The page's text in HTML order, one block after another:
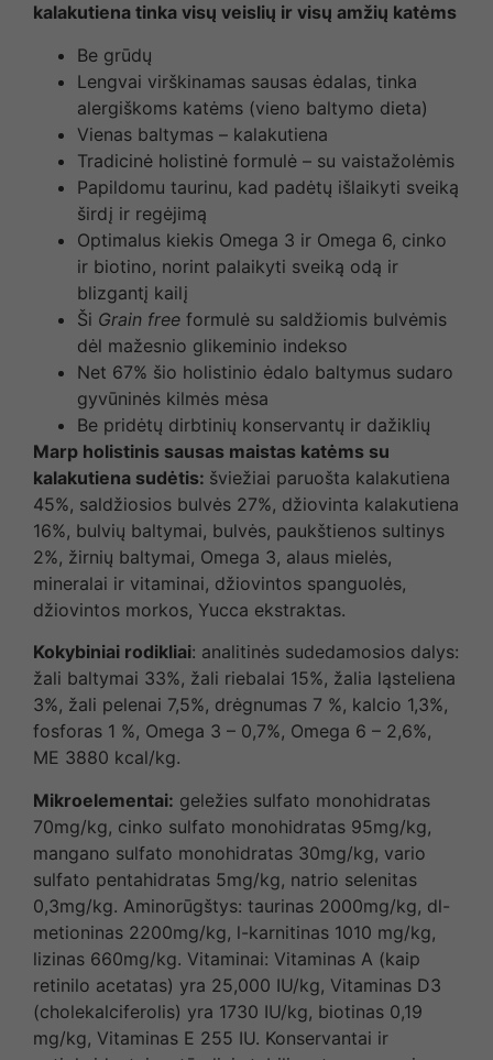
kalakutiena tinka visų veislių ir visų amžių katėms
Be grūdų
Lengvai virškinamas sausas ėdalas, tinka
alergiškoms katėms (vieno baltymo dieta)
Vienas baltymas – kalakutiena
Tradicinė holistinė formulė – su vaistažolėmis
Papildomu taurinu, kad padėtų išlaikyti sveiką
širdį ir regėjimą
Optimalus kiekis Omega 3 ir Omega 6, cinko
ir biotino, norint palaikyti sveiką odą ir
blizgantį kailį
Ši Grain free formulė su saldžiomis bulvėmis
dėl mažesnio glikeminio indekso
Net 67% šio holistinio ėdalo baltymus sudaro
gyvūninės kilmės mėsa
Be pridėtų dirbtinių konservantų ir dažiklių
Marp holistinis sausas maistas katėms su
kalakutiena sudėtis: šviežiai paruošta kalakutiena
45%, saldžiosios bulvės 27%, džiovinta kalakutiena
16%, bulvių baltymai, bulvės, paukštienos sultinys
2%, žirnių baltymai, Omega 3, alaus mielės,
mineralai ir vitaminai, džiovintos spanguolės,
džiovintos morkos, Yucca ekstraktas.
Kokybiniai rodikliai: analitinės sudedamosios dalys:
žali baltymai 33%, žali riebalai 15%, žalia ląsteliena
3%, žali pelenai 7,5%, drėgnumas 7 %, kalcio 1,3%,
fosforas 1 %, Omega 3 – 0,7%, Omega 6 – 2,6%,
ME 3880 kcal/kg.
Mikroelementai: geležies sulfato monohidratas
70mg/kg, cinko sulfato monohidratas 95mg/kg,
mangano sulfato monohidratas 30mg/kg, vario
sulfato pentahidratas 5mg/kg, natrio selenitas
0,3mg/kg. Aminorūgštys: taurinas 2000mg/kg, dl-
metioninas 2200mg/kg, l-karnitinas 1010 mg/kg,
lizinas 660mg/kg. Vitaminai: Vitaminas A (kaip
retinilo acetatas) yra 25,000 IU/kg, Vitaminas D3
(cholekalciferolis) yra 1730 IU/kg, biotinas 0,19
mg/kg, Vitaminas E 255 IU. Konservantai ir